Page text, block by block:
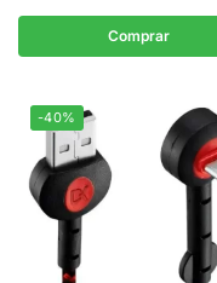
Comprar
-40%